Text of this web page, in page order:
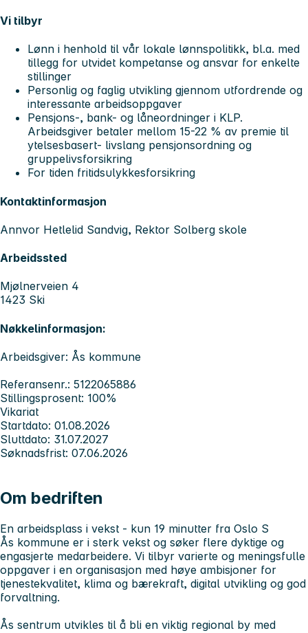
Vi tilbyr
Lønn i henhold til vår lokale lønnspolitikk, bl.a. med
tillegg for utvidet kompetanse og ansvar for enkelte
stillinger
Personlig og faglig utvikling gjennom utfordrende og
interessante arbeidsoppgaver
Pensjons-, bank- og låneordninger i KLP.
Arbeidsgiver betaler mellom 15-22 % av premie til
ytelsesbasert- livslang pensjonsordning og
gruppelivsforsikring
For tiden fritidsulykkesforsikring
Kontaktinformasjon
Annvor Hetlelid Sandvig, Rektor Solberg skole
Arbeidssted
Mjølnerveien 4
1423 Ski
Nøkkelinformasjon:
Arbeidsgiver: Ås kommune
Referansenr.: 5122065886
Stillingsprosent: 100%
Vikariat
Startdato: 01.08.2026
Sluttdato: 31.07.2027
Søknadsfrist: 07.06.2026
Om bedriften
En arbeidsplass i vekst - kun 19 minutter fra Oslo S
Ås kommune er i sterk vekst og søker flere dyktige og
engasjerte medarbeidere. Vi tilbyr varierte og meningsfulle
oppgaver i en organisasjon med høye ambisjoner for
tjenestekvalitet, klima og bærekraft, digital utvikling og god
forvaltning.
Ås sentrum utvikles til å bli en viktig regional by med